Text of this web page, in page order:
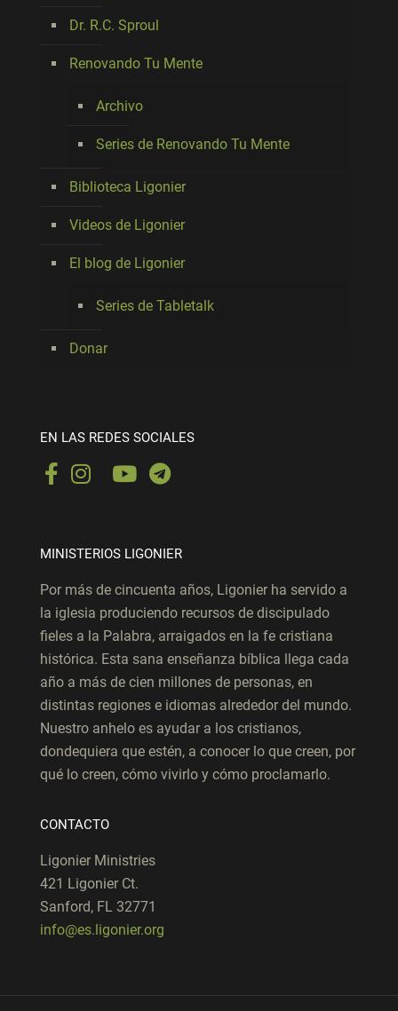
Dr. R.C. Sproul
Renovando Tu Mente
Archivo
Series de Renovando Tu Mente
Biblioteca Ligonier
Videos de Ligonier
El blog de Ligonier
Series de Tabletalk
Donar
EN LAS REDES SOCIALES
MINISTERIOS LIGONIER
Por más de cincuenta años, Ligonier ha servido a
la iglesia produciendo recursos de discipulado
fieles a la Palabra, arraigados en la fe cristiana
histórica. Esta sana enseñanza bíblica llega cada
año a más de cien millones de personas, en
distintas regiones e idiomas alrededor del mundo.
Nuestro anhelo es ayudar a los cristianos,
dondequiera que estén, a conocer lo que creen, por
qué lo creen, cómo vivirlo y cómo proclamarlo.
CONTACTO
Ligonier Ministries
421 Ligonier Ct.
Sanford, FL 32771
info@es.ligonier.org